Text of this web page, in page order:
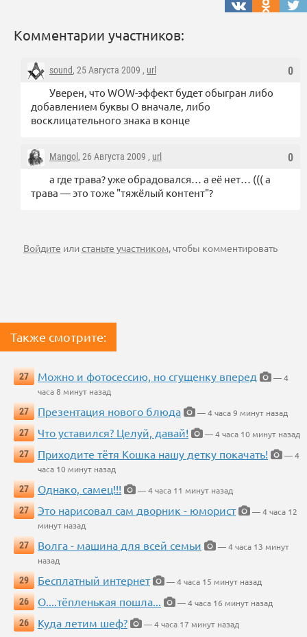
Комментарии участников:
0
sound, 25 Августа 2009 , url
Уверен, что WOW-эффект будет обыгран либо
добавлением буквы О вначале, либо
восклицательного знака в конце
0
Mangol , 26 Августа 2009 , url
а где трава? уже обрадовался… а её нет… ((( а
трава — это тоже "тяжёлый контент"?
Войдите илистаньте участником, чтобы комментировать
Также смотрите:
27 Можно и фотосессию, но сгущенку вперед
— 4
часа 8 минут назад
27
Презентация нового блюда
— 4 часа 9 минут назад
27
Что уставился? Целуй, давай!
— 4 часа 10 минут назад
27
Приходите тётя Кошка нашу детку покачать!
— 4
часа 10 минут назад
27
Однако, самец!!!
— 4 часа 11 минут назад
27
Это нарисовал сам дворник - юморист
— 4 часа 12
минут назад
27
Волга - машина для всей семьи
— 4 часа 13 минут
назад
29
Бесплатный интернет
— 4 часа 15 минут назад
26
О....тёпленькая пошла...
— 4 часа 16 минут назад
26
Куда летим шеф? — 4 часа 17 минут назад